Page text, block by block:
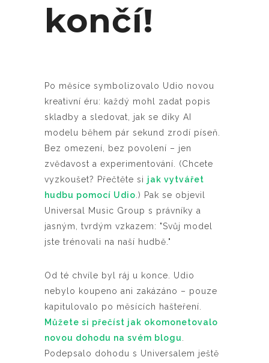
končí!
Po měsíce symbolizovalo Udio novou
kreativní éru: každý mohl zadat popis
skladby a sledovat, jak se díky AI
modelu během pár sekund zrodí píseň.
Bez omezení, bez povolení – jen
zvědavost a experimentování. (Chcete
vyzkoušet? Přečtěte si jak vytvářet
hudbu pomocí Udio .) Pak se objevil
Universal Music Group s právníky a
jasným, tvrdým vzkazem: "Svůj model
jste trénovali na naší hudbě."
Od té chvíle byl ráj u konce. Udio
nebylo koupeno ani zakázáno – pouze
kapitulovalo po měsících hašteření.
Můžete si přečíst jak okomonetovalo
novou dohodu na svém blogu
Podepsalo dohodu s Universalem ještě